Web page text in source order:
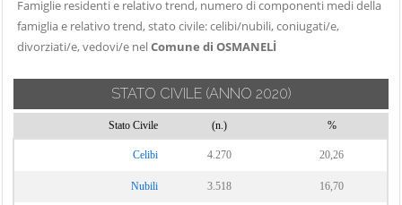
Famiglie residenti e relativo trend, numero di componenti medi della
famiglia e relativo trend, stato civile: celibi/nubili, coniugati/e,
divorziati/e, vedovi/e nelComune di OSMANELİ
STATO CIVILE (ANNO 2020)
Stato Civile (n.) %
Celibi 4.270 20,26
Nubili 3.518 16,70